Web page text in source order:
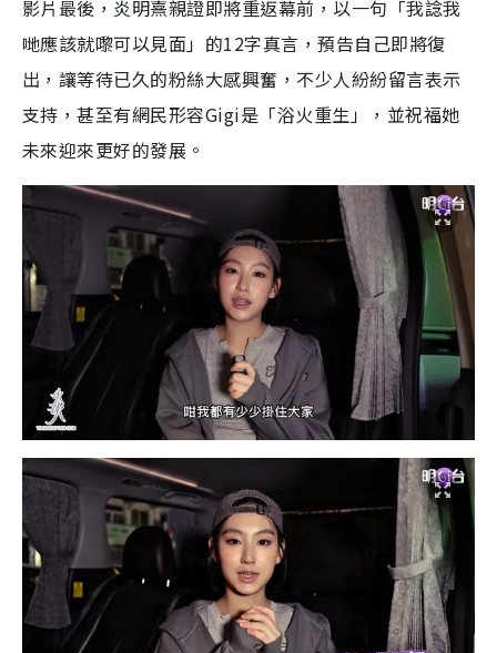
影片最後，炎明熹親證即將重返幕前，以一句「我諗我
哋應該就嚟可以見面」的12字真言，預告自己即將復
出，讓等待已久的粉絲大感興奮，不少人紛紛留言表示
支持，甚至有網民形容Gigi是「浴火重生」，並祝福她
未來迎來更好的發展。